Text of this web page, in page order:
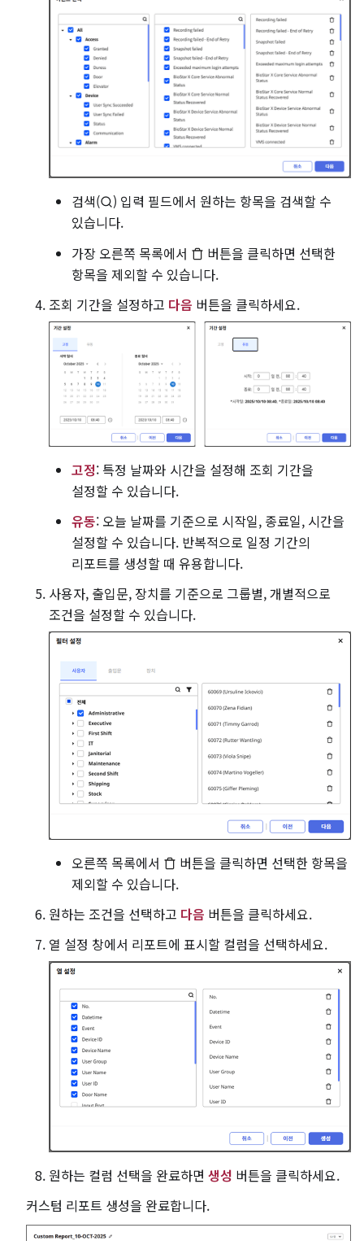
검색(
) 입력 필드에서 원하는 항목을 검색할 수
있습니다.
가장 오른쪽 목록에서
버튼을 클릭하면 선택한
항목을 제외할 수 있습니다.
조회 기간을 설정하고 다음 버튼을 클릭하세요.
고정: 특정 날짜와 시간을 설정해 조회 기간을
설정할 수 있습니다.
유동: 오늘 날짜를 기준으로 시작일, 종료일, 시간을
설정할 수 있습니다. 반복적으로 일정 기간의
리포트를 생성할 때 유용합니다.
사용자, 출입문, 장치를 기준으로 그룹별, 개별적으로
조건을 설정할 수 있습니다.
오른쪽 목록에서
버튼을 클릭하면 선택한 항목을
제외할 수 있습니다.
원하는 조건을 선택하고 다음 버튼을 클릭하세요.
열 설정 창에서 리포트에 표시할 컬럼을 선택하세요.
원하는 컬럼 선택을 완료하면 생성 버튼을 클릭하세요.
커스텀 리포트 생성을 완료합니다.